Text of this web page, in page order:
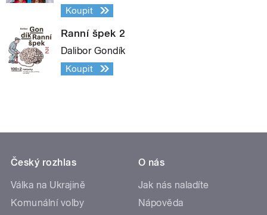
Koupit
Ranní špek 2
Dalibor Gondík
Koupit
Český rozhlas
Válka na Ukrajině
Komunální volby
O nás
Jak nás naladíte
Nápověda